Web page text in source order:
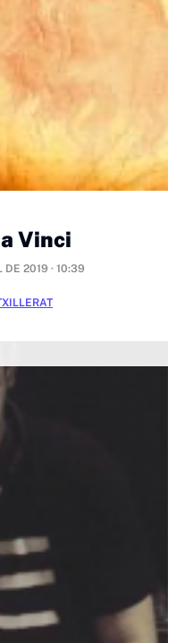
Vinci
2019 · 10:39